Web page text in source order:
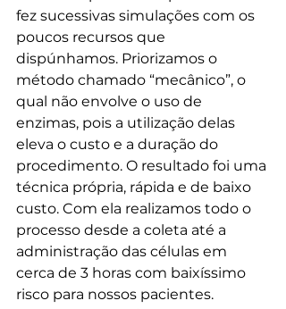
fez sucessivas simulações com os
poucos recursos que
dispúnhamos. Priorizamos o
método chamado “mecânico”, o
qual não envolve o uso de
enzimas, pois a utilização delas
eleva o custo e a duração do
procedimento. O resultado foi uma
técnica própria, rápida e de baixo
custo. Com ela realizamos todo o
processo desde a coleta até a
administração das células em
cerca de 3 horas com baixíssimo
risco para nossos pacientes.